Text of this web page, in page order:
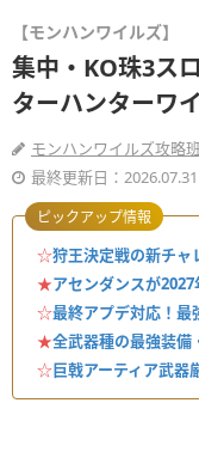
【モンハンワイルズ】
集中・KO珠3ス
ターハンターワイ
モンハンワイルズ攻略班
最終更新日：
☆狩王決定戦の新チャ
★アセンダンスが
☆最終アプデ対応！最
★全武器種の最強装備
☆巨戟アーティア武器
ピックアップ情報